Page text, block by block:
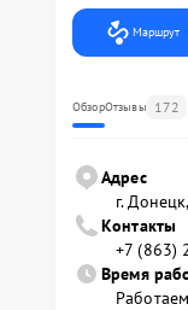
Маршрут
ОбзорОтзывы 172
Адрес
г.
Контакты
+7 (863)
Время